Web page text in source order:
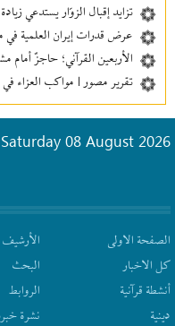
تزايد إقبال الزوّار يستدعي
عرض قدرات إيران العلمية في
الأربعين القرآني؛ حاجزٌ أمام
تقرير مصور | مواكب العزاء
Saturday 08 August 2026
الصفحة الاولى
كل الاخبار
أنشطة قرآنیة
دينية
الأرشیف
البحث
الروابط
نشرة‌